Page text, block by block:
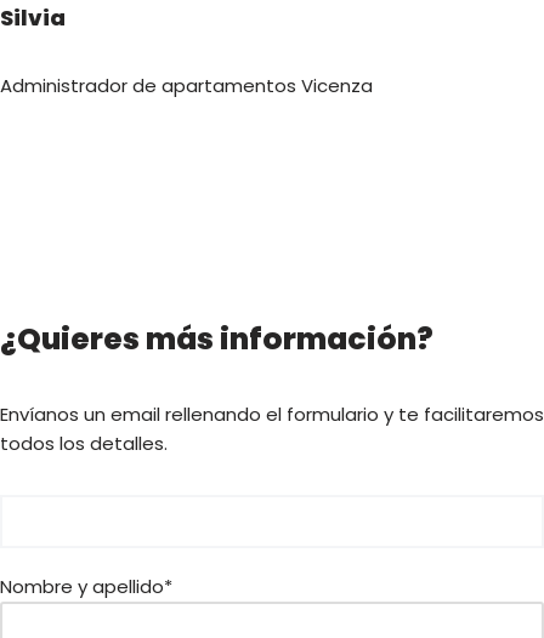
Silvia
Administrador de apartamentos Vicenza
¿Quieres más información?
Envíanos un email rellenando el formulario y te facilitaremos
todos los detalles.
Nombre y apellido*